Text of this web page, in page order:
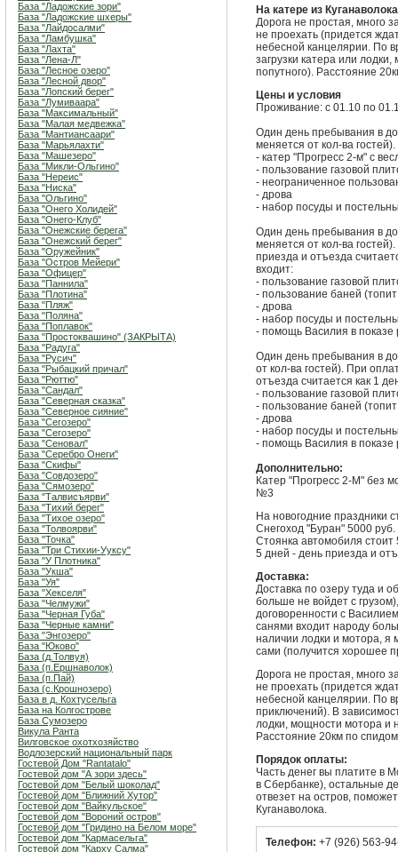
База "Ладожские зори"
База "Ладожские шхеры"
База "Лайдосалми"
База "Ламбушка"
База "Лахта"
База "Лена-Л"
База "Лесное озеро"
База "Лесной двор"
База "Лопский берег"
База "Лумиваара"
База "Максимальный"
База "Малая медвежка"
База "Мантиансаари"
База "Марьялахти"
База "Машезеро"
База "Микли-Ольгино"
База "Нереис"
База "Ниска"
База "Ольгино"
База "Онего Холидей"
База "Онего-Клуб"
База "Онежские берега"
База "Онежский берег"
База "Оружейник"
База "Остров Мейери"
База "Офицер"
База "Паннила"
База "Плотина"
База "Пляж"
База "Поляна"
База "Поплавок"
База "Простоквашино" (ЗАКРЫТА)
База "Радуга"
База "Русич"
База "Рыбацкий причал"
База "Рюттю"
База "Сандал"
База "Северная сказка"
База "Северное сияние"
База "Сегозеро"
База "Сегозеро"
База "Сеновал"
База "Серебро Онеги"
База "Скифы"
База "Совдозеро"
База "Сямозеро"
База "Талвисъярви"
База "Тихий берег"
База "Тихое озеро"
База "Толвоярви"
База "Точка"
База "Три Стихии-Ууксу"
База "У Плотника"
База "Укша"
База "Уя"
База "Хекселя"
База "Челмужи"
База "Черная Губа"
База "Черные камни"
База "Энгозеро"
База "Юково"
База (д.Толвуя)
База (п.Ершнаволок)
База (п.Пай)
База (с.Крошнозеро)
База в д. Кохтусельга
База на Колгострове
База Сумозеро
Викула Ранта
Вилговское охотхозяйство
Водлозерский национальный парк
Гостевой Дом "Rantatalo"
Гостевой дом "А зори здесь"
Гостевой дом "Белый шоколад"
Гостевой дом "Ближний Хутор"
Гостевой дом "Вайкульское"
Гостевой дом "Вороний остров"
Гостевой дом "Гридино на Белом море"
Гостевой дом "Кармасельга"
Гостевой дом "Карху Салма"
На катере из
Дорога не простая, много
не проехать (придется
небесной канцелярии. По
загрузки катера или
попутного). Расстояние
Цены и условия
Проживание: с 01.10 по
Один день пребывания в
меняется от кол-ва
- катер "Прогресс 2-м" с
- пользование газовой
- неограниченное
- дрова
- набор посуды и
Один день пребывания в
меняется от кол-ва
приезда и отъезда
входит:
- пользование газовой
- пользование баней
- дрова
- набор посуды и
- помощь Василия в
Один день пребывания в
от кол-ва гостей). При
отъезда считается как 1
- пользование газовой
- пользование баней
- дрова
- набор посуды и
- помощь Василия в
Дополнительно:
Катер "Прогресс 2-М" без
№3
На новогодние праздники
Снегоход "Буран" 5000 руб.
Стоянка автомобиля стоит
5 дней - день приезда и
Доставка:
Доставка по озеру туда и
больше не войдет с
договоренности с
санями входит народу
наличии лодки и мотора, я
сами (получится хорошее
Дорога не простая, много
не проехать (придется
небесной канцелярии. По
приключений). В
лодки, мощности мотора и
Расстояние 20км по
Порядок оплаты:
Часть денег вы платите в
в Сбербанке), остальные
отвезет на остров,
Куганаволока.
Телефон: +7 (926) 563-